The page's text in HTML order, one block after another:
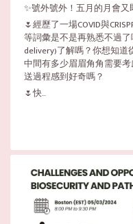
✨號外號外！五月的月會
🌷經歷了一場COVID與
等詞彙是不是再熟悉不過
delivery)了解嗎？你想知
中間有多少眉眉角角需要
送過程感到好奇嗎？
🌷快...